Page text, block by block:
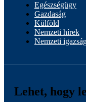
Egészségügy
Gazdaság
Külföld
Nemzeti hírek
Nemzeti
Lehet, hogy